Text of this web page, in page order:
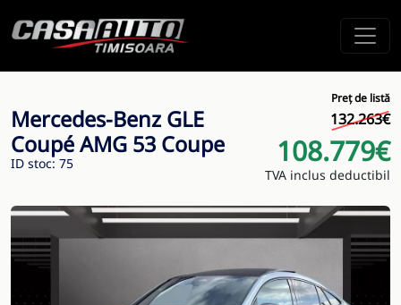
Mercedes-Benz GLE
Coupé AMG 53 Coupe
ID stoc: 75
Preț de listă
132.263€
108.779€
TVA inclus deductibil